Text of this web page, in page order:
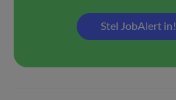
Stel JobAlert in!